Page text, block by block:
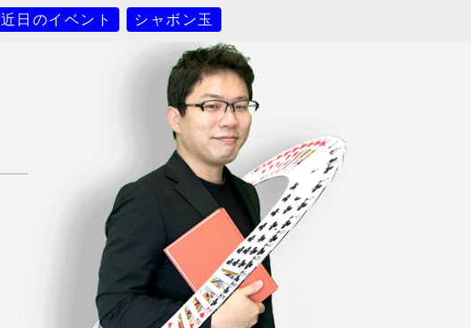
近日のイベント シャボン玉